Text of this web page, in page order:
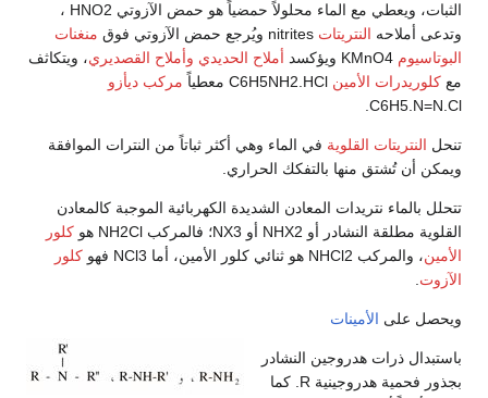
الثبات، ويعطي مع الماء محلولاً حمضياً هو حمض الآزوتي HNO2 ،
وتدعى أملاحه النتريتات
منغنات
البوتاسيوم
أملاح الحديدي وأملاح القصديري، ويتكاثف
مع كلوريدرات الأمين
مركب ديأزو
C6H5.N=N.Cl.
تنحل النتريتات القلوية في الماء وهي أكثر ثباتاً من النترات الموافقة
ويمكن أن تُشتق منها بالتفكك الحراري.
تتحلل بالماء نتريدات المعادن الشديدة الكهربائية الموجبة كالمعادن
القلوية مطلقة النشادر أو NHX2 أو NX3؛ فالمركب NH2Cl هو
كلور
الأمين، والمركب NHCl2 هو ثنائي كلور الأمين، أما NCl3 فهو
كلور
الآزوت.
ويحصل على الأمينات
باستبدال ذرات هدروجين النشادر
بجذور فحمية هدروجينية R. كما